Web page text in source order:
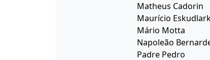
Matheus Cadorin
Maurício
Mário Motta
Napoleão
Padre Pedro